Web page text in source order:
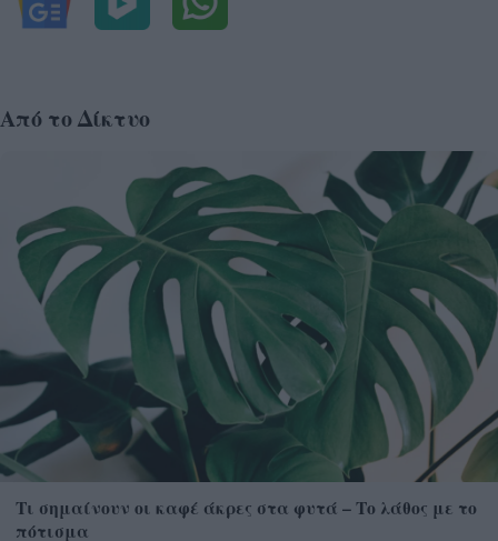
Από το Δίκτυο
Τι σημαίνουν οι καφέ άκρες στα φυτά – Το λάθος με το
πότισμα